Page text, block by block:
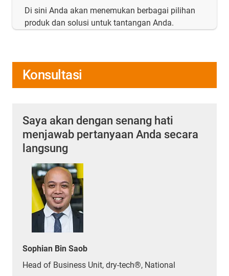
Di sini Anda akan menemukan berbagai pilihan
produk dan solusi untuk tantangan Anda.
Konsultasi
Saya akan dengan senang hati
menjawab pertanyaan Anda secara
langsung
Sophian Bin Saob
Head of Business Unit, dry-tech®, National